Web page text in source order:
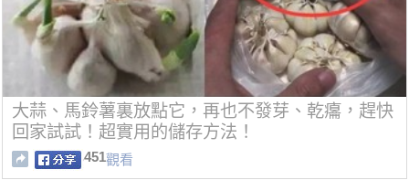
大蒜、馬鈴薯裏放點它，再也不發芽、乾癟，趕快
回家試試！超實用的儲存方法！
451觀看